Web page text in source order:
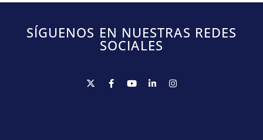
SÍGUENOS EN NUESTRAS REDES
SOCIALES